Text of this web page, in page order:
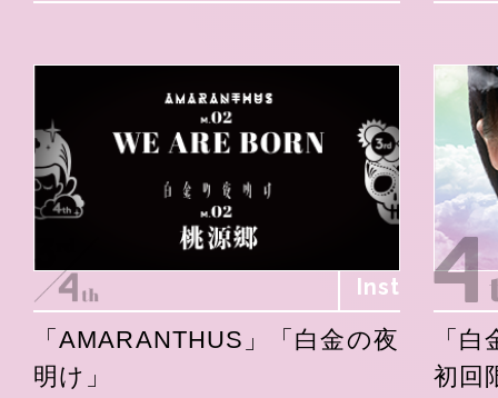
Inst
「AMARANTHUS」「白金の夜
明け」
「
初回